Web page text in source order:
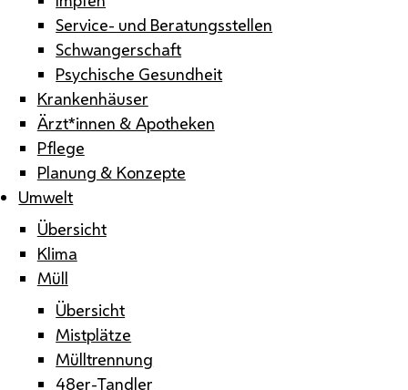
Service- und Beratungsstellen
Schwangerschaft
Psychische Gesundheit
Krankenhäuser
Ärzt*innen & Apotheken
Pflege
Planung & Konzepte
Umwelt
Übersicht
Klima
Müll
Übersicht
Mistplätze
Mülltrennung
48er-Tandler